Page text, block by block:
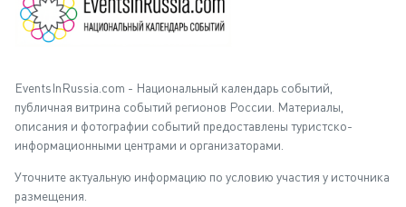
EventsInRussia.com - Национальный календарь событий,
публичная витрина событий регионов России. Материалы,
описания и фотографии событий предоставлены туристско-
информационными центрами и организаторами.
Уточните актуальную информацию по условию участия у источника
размещения.